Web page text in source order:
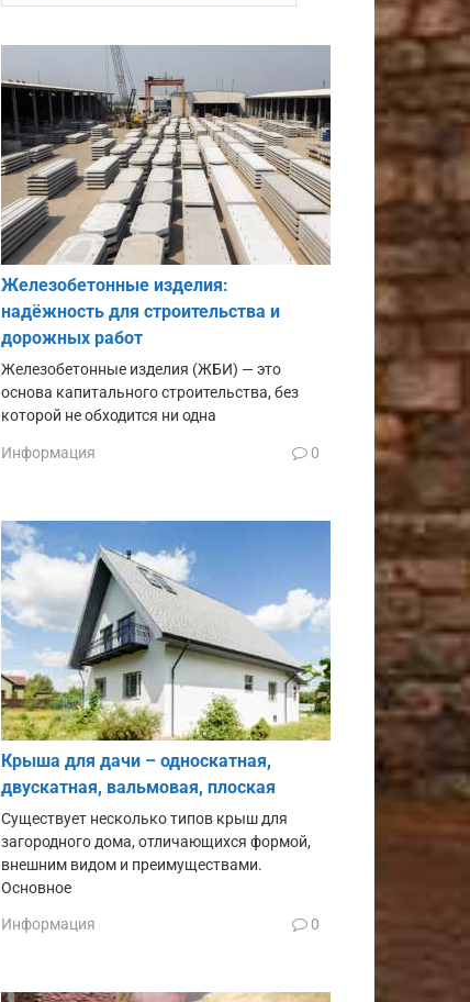
Железобетонные изделия:
надёжность для строительства и
дорожных работ
Железобетонные изделия (ЖБИ) — это
основа капитального строительства, без
которой не обходится ни одна
Информация 0
Крыша для дачи – односкатная,
двускатная, вальмовая, плоская
Существует несколько типов крыш для
загородного дома, отличающихся формой,
внешним видом и преимуществами.
Основное
Информация 0